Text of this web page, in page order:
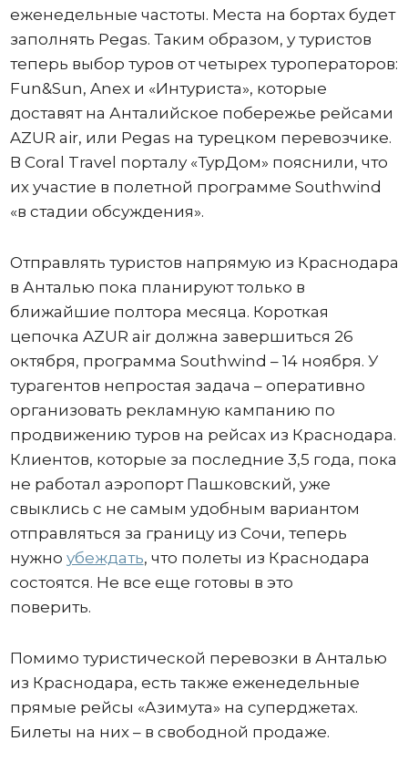
еженедельные частоты. Места на бортах будет
заполнять Pegas. Таким образом, у туристов
теперь выбор туров от четырех туроператоров:
Fun&Sun, Anex и «Интуриста», которые
доставят на Анталийское побережье рейсами
AZUR air, или Pegas на турецком перевозчике.
В Coral Travel порталу «ТурДом» пояснили, что
их участие в полетной программе Southwind
«в стадии обсуждения».
Отправлять туристов напрямую из Краснодара
в Анталью пока планируют только в
ближайшие полтора месяца. Короткая
цепочка AZUR air должна завершиться 26
октября, программа Southwind – 14 ноября. У
турагентов непростая задача – оперативно
организовать рекламную кампанию по
продвижению туров на рейсах из Краснодара.
Клиентов, которые за последние 3,5 года, пока
не работал аэропорт Пашковский, уже
свыклись с не самым удобным вариантом
отправляться за границу из Сочи, теперь
нужно убеждать, что полеты из Краснодара
состоятся. Не все еще готовы в это
поверить.
Помимо туристической перевозки в Анталью
из Краснодара, есть также еженедельные
прямые рейсы «Азимута» на суперджетах.
Билеты на них – в свободной продаже.